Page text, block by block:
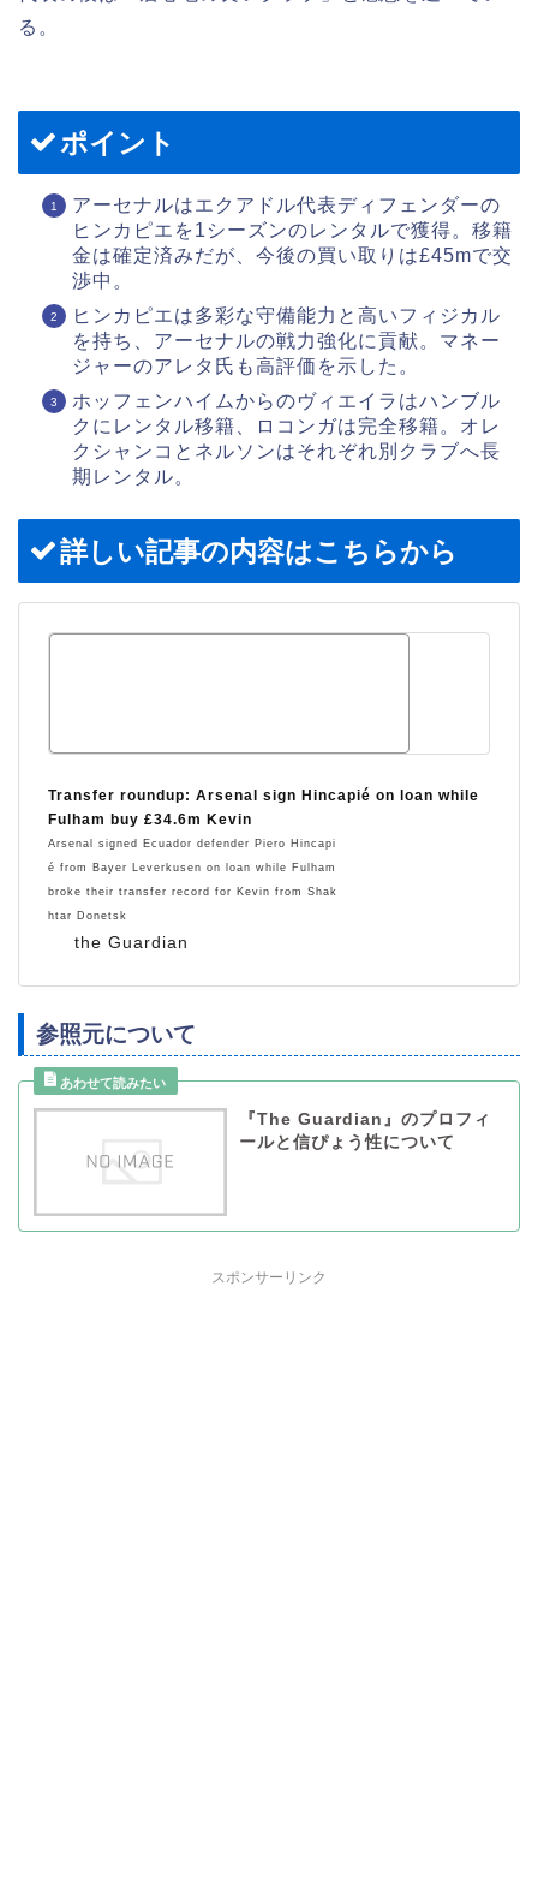
る。
ポイント
アーセナルはエクアドル代表ディフェンダーの
ヒンカピエを1シーズンのレンタルで獲得。移籍
金は確定済みだが、今後の買い取りは£45mで交
渉中。
ヒンカピエは多彩な守備能力と高いフィジカル
を持ち、アーセナルの戦力強化に貢献。マネー
ジャーのアレタ氏も高評価を示した。
ホッフェンハイムからのヴィエイラはハンブル
クにレンタル移籍、ロコンガは完全移籍。オレ
クシャンコとネルソンはそれぞれ別クラブへ長
期レンタル。
詳しい記事の内容はこちらから
the Guardian
Transfer roundup: Arsenal sign Hincapié on loan while
Fulham buy £34.6m Kevin
Arsenal signed Ecuador defender Piero Hincapi
é from Bayer Leverkusen on loan while Fulham
broke their transfer record for Kevin from Shak
htar Donetsk
参照元について
『The Guardian』のプロフィ
ールと信ぴょう性について
スポンサーリンク